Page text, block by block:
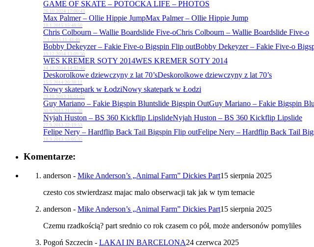
GAME OF SKATE – POTOCKA LIFE – PHOTOS
26.10.2024 17:00:43
Max Palmer – Ollie Hippie JumpMax Palmer – Ollie Hippie Jump
18.1.2015 15:48:50
Chris Colbourn – Wallie Boardslide Five-oChris Colbourn – Wallie Boardslide Five-o
7.1.2015 11:43:49
Bobby Dekeyzer – Fakie Five-o Bigspin Flip outBobby Dekeyzer – Fakie Five-o
19.12.2014 13:09:50
WES KREMER SOTY 2014WES KREMER SOTY 2014
14.12.2014 14:52:46
Deskorolkowe dziewczyny z lat 70’sDeskorolkowe dziewczyny z lat 70’s
15.5.2014 20:38:11
Nowy skatepark w ŁodziNowy skatepark w Łodzi
23.10.2013 16:51:05
Guy Mariano – Fakie Bigspin Bluntslide Bigspin OutGuy Mariano – Fakie Bigspin
30.9.2013 21:55:38
Nyjah Huston – BS 360 Kickflip LipslideNyjah Huston – BS 360 Kickflip Lipslide
27.9.2013 22:19:53
Felipe Nery – Hardflip Back Tail Bigspin Flip outFelipe Nery – Hardflip Back Tail
18.9.2013 15:05:35
Komentarze:
anderson - Mike Anderson’s „Animal Farm” Dickies Part15 sierpnia 2025
czesto cos stwierdzasz majac malo obserwacji tak jak w tym temacie
anderson - Mike Anderson’s „Animal Farm” Dickies Part15 sierpnia 2025
Czemu rzadkością? part srednio co rok czasem co pół, może andersonów pomyliles
Pogoń Szczecin - LAKAI IN BARCELONA24 czerwca 2025